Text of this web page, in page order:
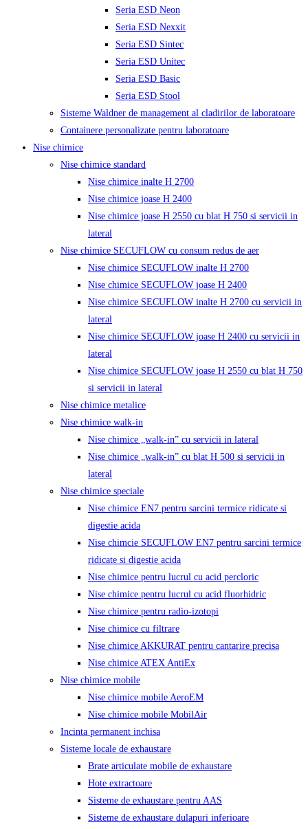
Seria ESD Neon
Seria ESD Nexxit
Seria ESD Sintec
Seria ESD Unitec
Seria ESD Basic
Seria ESD Stool
Sisteme Waldner de management al cladirilor de laboratoare
Containere personalizate pentru laboratoare
Nise chimice
Nise chimice standard
Nise chimice inalte H 2700
Nise chimice joase H 2400
Nise chimice joase H 2550 cu blat H 750 si servicii in
lateral
Nise chimice SECUFLOW cu consum redus de aer
Nise chimice SECUFLOW inalte H 2700
Nise chimice SECUFLOW joase H 2400
Nise chimice SECUFLOW inalte H 2700 cu servicii in
lateral
Nise chimice SECUFLOW joase H 2400 cu servicii in
lateral
Nise chimice SECUFLOW joase H 2550 cu blat H 750
si servicii in lateral
Nise chimice metalice
Nise chimice walk-in
Nise chimice „walk-in” cu servicii in lateral
Nise chimice „walk-in” cu blat H 500 si servicii in
lateral
Nise chimice speciale
Nise chimice EN7 pentru sarcini termice ridicate si
digestie acida
Nise chimcie SECUFLOW EN7 pentru sarcini termice
ridicate si digestie acida
Nise chimice pentru lucrul cu acid percloric
Nise chimice pentru lucrul cu acid fluorhidric
Nise chimice pentru radio-izotopi
Nise chimice cu filtrare
Nise chimice AKKURAT pentru cantarire precisa
Nise chimice ATEX AntiEx
Nise chimice mobile
Nise chimice mobile AeroEM
Nise chimice mobile MobilAir
Incinta permanent inchisa
Sisteme locale de exhaustare
Brate articulate mobile de exhaustare
Hote extractoare
Sisteme de exhaustare pentru AAS
Sisteme de exhaustare dulapuri inferioare